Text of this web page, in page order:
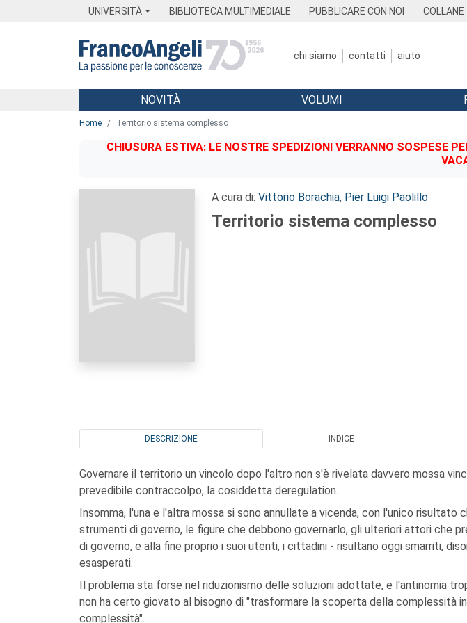
UNIVERSITÀ BIBLIOTECA MULTIMEDIALE PUBBLICARE CON NOI COLLANE
chi siamo contatti aiuto
Menu
NOVITÀ VOLUMI
Home Territorio sistema complesso
CHIUSURA ESTIVA: LE NOSTRE SPEDIZIONI VERRANNO SOSPESE
A cura di: Vittorio Borachia, Pier Luigi Paolillo
Territorio sistema complesso
DESCRIZIONE INDICE
Governare il territorio un vincolo dopo l'altro non s'è rivelata davvero mossa
prevedibile contraccolpo, la cosiddetta deregulation.
Insomma, l'una e l'altra mossa si sono annullate a vicenda, con l'unico risultato
strumenti di governo, le figure che debbono governarlo, gli ulteriori attori che
di governo, e alla fine proprio i suoi utenti, i cittadini - risultano oggi smarriti,
esasperati.
Il problema sta forse nel riduzionismo delle soluzioni adottate, e l'antinomia
non ha certo giovato al bisogno di "trasformare la scoperta della complessità
complessità".